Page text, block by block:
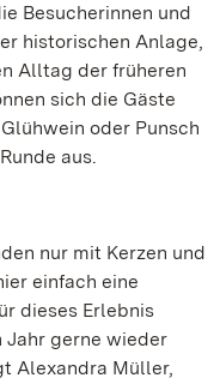
Besucherinnen und
historischen Anlage,
Alltag der früheren
sich die Gäste
oder Punsch
aus.
nur mit Kerzen und
einfach eine
dieses Erlebnis
Jahr gerne wieder
Alexandra Müller,